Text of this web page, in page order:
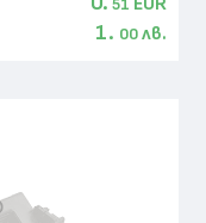
51 EUR
1. 00 лв.